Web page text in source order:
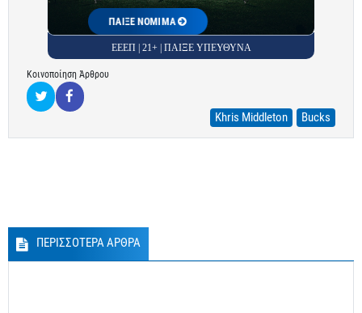
ΠΑΙΞΕ ΝΟΜΙΜΑ
ΕΕΕΠ | 21+ | ΠΑΙΞΕ ΥΠΕΥΘΥΝΑ
Κοινοποίηση Άρθρου
Khris Middleton Bucks
ΠΕΡΙΣΣΟΤΕΡΑ ΑΡΘΡΑ